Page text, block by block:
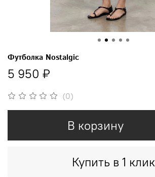
(0)
Футболка Nostalgic
5 950 ₽
В корзину
Купить в 1 клик